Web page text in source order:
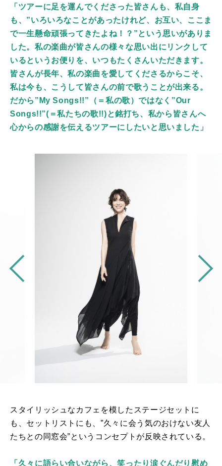
「ツアーに足を運んでくださった皆さんも、私自身
も、”いろいろなことがあったけれど、お互い、ここま
で一生懸命頑張ってきたよね！？”という思いがありま
した。私の楽曲が皆さんの様々な思い出にリンクして
いるというお便りを、いつもたくさんいただきます。
皆さんが長年、私の楽曲を愛してくださるからこそ、
私は今も、こうして皆さんの前で歌うことが出来る。
だから”My Songs!!”（＝私の歌）ではなく”Our
Songs!!”(＝私たちの歌!!)と銘打ち、私から皆さんへ
心からの感謝を伝えるツアーにしたいと思いました」
スタイリッシュなカフェを模したステージセットに
も、セットリストにも、”久々に会う気のおけない友人
たちとの同窓会”というコンセプトが反映されている。
「久々に語らい合いながら、笑ったり涙ぐんだり慰め